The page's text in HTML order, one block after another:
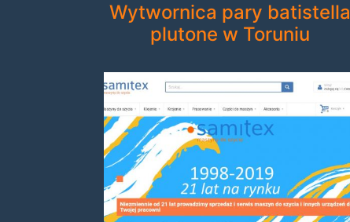
Wytwornica pary batistella
plutone w Toruniu